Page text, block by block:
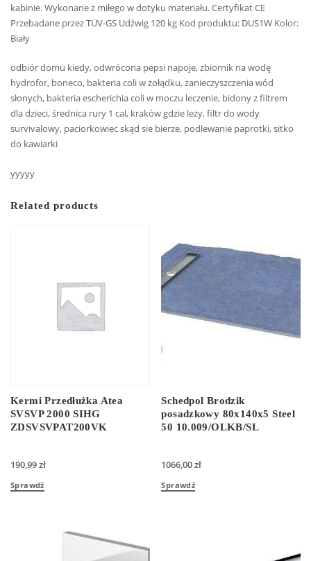
kabinie. Wykonane z miłego w dotyku materiału. Certyfikat CE
Przebadane przez TÜV-GS Udźwig 120 kg Kod produktu: DUS1W Kolor:
Biały
odbiór domu kiedy, odwrócona pepsi napoje, zbiornik na wodę
hydrofor, boneco, bakteria coli w żołądku, zanieczyszczenia wód
słonych, bakteria escherichia coli w moczu leczenie, bidony z filtrem
dla dzieci, średnica rury 1 cal, kraków gdzie leży, filtr do wody
survivalowy, paciorkowiec skąd sie bierze, podlewanie paprotki, sitko
do kawiarki
yyyyy
Related products
Kermi Przedłużka Atea
SVSVP 2000 SIHG
ZDSVSVPAT200VK
190,99zł
Sprawdź
Schedpol Brodzik
posadzkowy 80x140x5 Steel
50 10.009/OLKB/SL
1066,00zł
Sprawdź